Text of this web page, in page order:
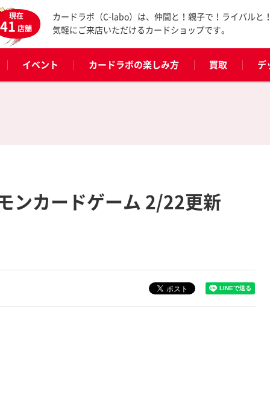
現在
41店舗
カードラボ（C-labo）は、仲間と！親子で！ライバルと
気軽にご来店いただけるカードショップです。
イベント カードラボの楽しみ方 買取 デ
ンカードゲーム 2/22更新